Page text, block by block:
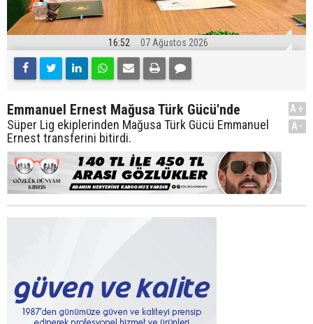
16:52 07 Ağustos 2026
Emmanuel Ernest Mağusa Türk Gücü'nde
Süper Lig ekiplerinden Mağusa Türk Gücü Emmanuel
Ernest transferini bitirdi.
A+
A-